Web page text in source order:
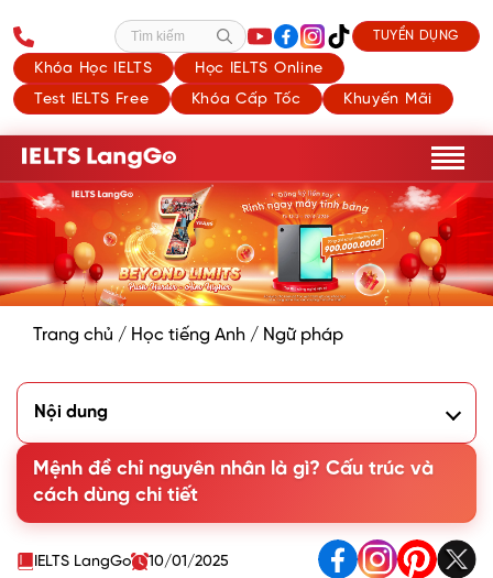
Khóa Học IELTS
Học IELTS Online
Test IELTS Free
Khóa Cấp Tốc Khuyến Mãi
Tìm kiếm TUYỂN DỤNG
Trang chủ / Học tiếng Anh / Ngữ pháp
Nội dung
2. 4 cấu trúc mệnh đề chỉ nguyên nhân thường gặp nhất
3. Cách rút gọn mệnh đề trạng ngữ chỉ nguyên nhân
4. Phân biệt mệnh đề trạng ngữ chỉ nguyên nhân với cụm
từ chỉ nguyên nhân
5. Bài tập thực hành mệnh đề trạng ngữ chỉ nguyên nhân
Mệnh đề chỉ nguyên nhân là gì? Cấu trúc và
cách dùng chi tiết
IELTS LangGo 10/01/2025